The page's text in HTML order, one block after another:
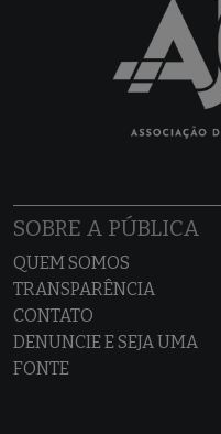
SOBRE A PÚBLICA
QUEM SOMOS
TRANSPARÊNCIA
CONTATO
DENUNCIE E SEJA UMA
FONTE